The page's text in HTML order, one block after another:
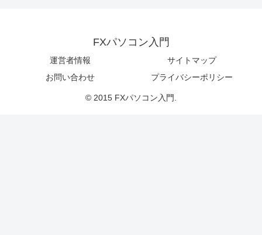
FXパソコン入門
運営者情報
サイトマップ
お問い合わせ
プライバシーポリシー
© 2015 FXパソコン入門.